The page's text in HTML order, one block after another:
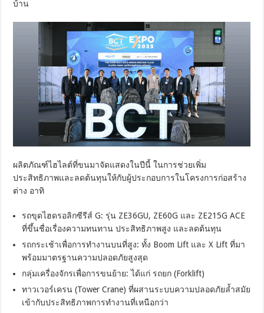
บ้าน
ผลิตภัณฑ์ไฮไลต์ที่ขนมาจัดแสดงในปีนี้ ในการช่วยเพิ่ม
ประสิทธิภาพและลดต้นทุนให้กับผู้ประกอบการในโครงการก่อสร้าง
ต่าง อาทิ
รถขุดไฮดรอลิกซีรีส์ G: รุ่น ZE36GU, ZE60G และ ZE215G ACE
ที่ขึ้นชื่อเรื่องความทนทาน ประสิทธิภาพสูง และลดต้นทุน
รถกระเช้าเพื่อการทำงานบนที่สูง: ทั้ง Boom Lift และ X Lift ที่มา
พร้อมมาตรฐานความปลอดภัยสูงสุด
กลุ่มเครื่องจักรเพื่อการขนย้าย: ได้แก่ รถยก (Forklift)
ทาวเวอร์เครน (Tower Crane) ที่ผสานระบบความปลอดภัยล้ำสมัย
เข้ากับประสิทธิภาพการทำงานที่เหนือกว่า